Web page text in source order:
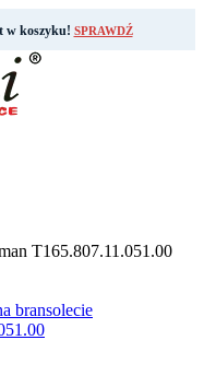
w koszyku! SPRAWDŹ
T165.807.11.051.00